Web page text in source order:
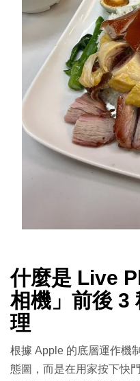
什麼是 Live
相機」前後 3
理
根據 Apple 的底層運作機
態圖，而是在用家按下快